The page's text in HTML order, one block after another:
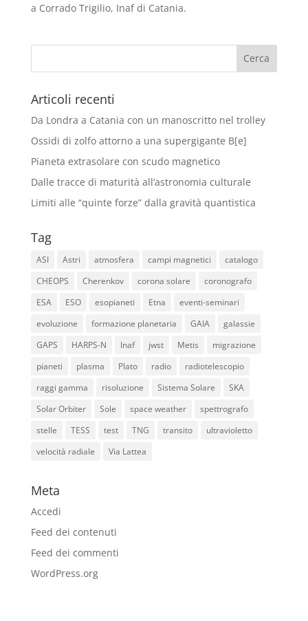
a Corrado Trigilio, Inaf di Catania.
Articoli recenti
Da Londra a Catania con un manoscritto nel trolley
Ossidi di zolfo attorno a una supergigante B[e]
Pianeta extrasolare con scudo magnetico
Dalle tracce di maturità all’astronomia culturale
Limiti alle “quinte forze” dalla gravità quantistica
Tag
ASI Astri atmosfera campi magnetici
catalogo
CHEOPS
Cherenkov corona solare
coronografo
ESA
ESO esopianeti Etna
eventi-seminari
evoluzione
formazione planetaria GAIA
galassie
GAPS
HARPS-N Inaf jwst Metis
migrazione
pianeti
plasma Plato radio
radiotelescopio
raggi gamma
risoluzione Sistema Solare
SKA
Solar Orbiter
Sole space weather
spettrografo
stelle
TESS test TNG transito
ultravioletto
velocità radiale
Via Lattea
Meta
Accedi
Feed dei contenuti
Feed dei commenti
WordPress.org